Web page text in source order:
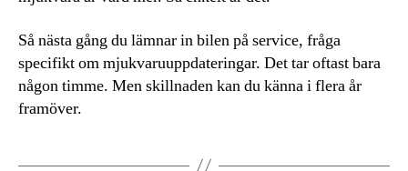
Så nästa gång du lämnar in bilen på service, fråga
specifikt om mjukvaruuppdateringar. Det tar oftast bara
någon timme. Men skillnaden kan du känna i flera år
framöver.